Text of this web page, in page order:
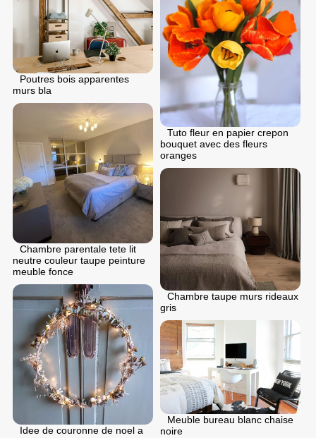
Tuto fleur en papier crepon
bouquet avec des fleurs
oranges
Poutres bois apparentes
murs bla
Chambre parentale tete lit
neutre couleur taupe peinture
meuble fonce
Chambre taupe murs rideaux
gris
Idee de couronne de noel a
Meuble bureau blanc chaise
noire